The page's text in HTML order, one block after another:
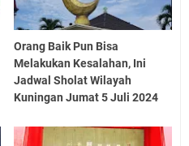
Orang Baik Pun Bisa
Melakukan Kesalahan, Ini
Jadwal Sholat Wilayah
Kuningan Jumat 5 Juli 2024